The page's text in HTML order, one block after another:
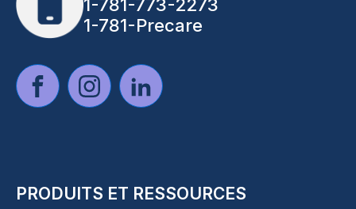
1-781-773-2273
1-781-Precare
PRODUITS ET RESSOURCES